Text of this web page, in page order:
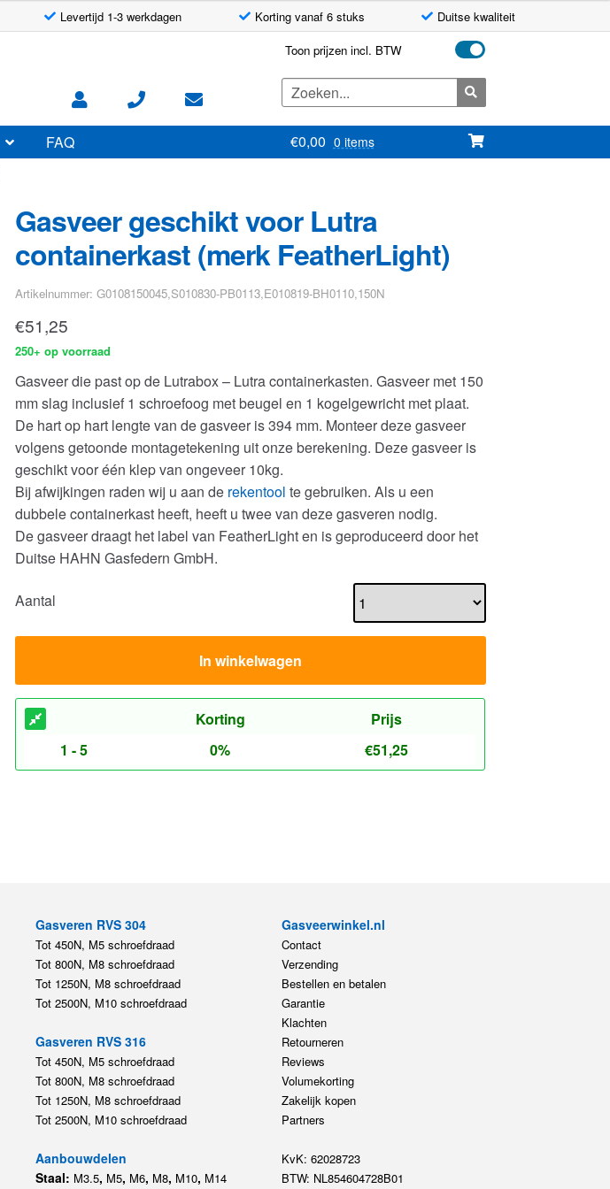
Levertijd 1-3 werkdagen Korting vanaf 6 stuks Duitse kwaliteit
Toon prijzen incl. BTW
Zoeken
naar:
FAQ €0,00 0 items
Gasveer geschikt voor Lutra
containerkast (merk FeatherLight)
Artikelnummer: G0108150045,S010830-PB0113,E010819-BH0110,150N
€51,25
250+ op voorraad
Gasveer die past op de Lutrabox – Lutra containerkasten. Gasveer met 150
mm slag inclusief 1 schroefoog met beugel en 1 kogelgewricht met plaat.
De hart op hart lengte van de gasveer is 394 mm. Monteer deze gasveer
volgens getoonde montagetekening uit onze berekening. Deze gasveer is
geschikt voor één klep van ongeveer 10kg.
Bij afwijkingen raden wij u aan de rekentool te gebruiken. Als u een
dubbele containerkast heeft, heeft u twee van deze gasveren nodig.
De gasveer draagt het label van FeatherLight en is geproduceerd door het
Duitse HAHN Gasfedern GmbH.
Aantal
In winkelwagen
Korting
Prijs
1 - 5
0% €51,25
Gasveren RVS 304
Tot 450N, M5 schroefdraad
Tot 800N, M8 schroefdraad
Tot 1250N, M8 schroefdraad
Tot 2500N, M10 schroefdraad
Gasveren RVS 316
Tot 450N, M5 schroefdraad
Tot 800N, M8 schroefdraad
Tot 1250N, M8 schroefdraad
Tot 2500N, M10 schroefdraad
Aanbouwdelen
Staal: M3.5, M5, M6, M8, M10, M14
Gasveerwinkel.nl
Contact
Verzending
Bestellen en betalen
Garantie
Klachten
Retourneren
Reviews
Volumekorting
Zakelijk kopen
Partners
KvK: 62028723
BTW: NL854604728B01